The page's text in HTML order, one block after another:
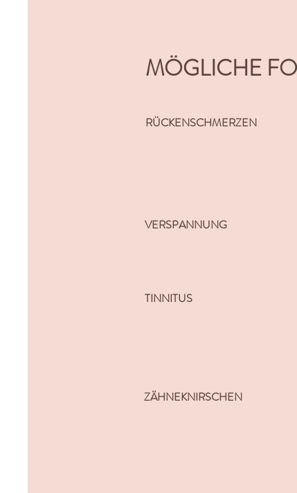
MÖGLICHE
RÜCKENSCHMERZEN
VERSPANNUNG
TINNITUS
ZÄHNEKNIRSCHEN